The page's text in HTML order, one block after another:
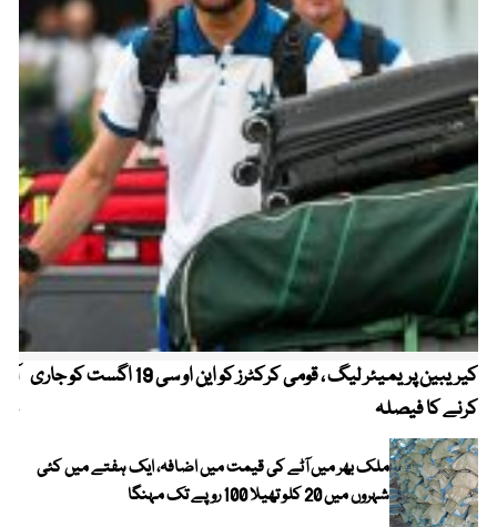
کیریبین پریمیئر لیگ ، قومی کرکٹرز کو این او سی 19 اگست کو جاری
کرنے کا فیصلہ
ملک بھر میں آٹے کی قیمت میں اضافہ، ایک ہفتے میں کئی
شہروں میں 20 کلو تھیلا 100 روپے تک مہنگا